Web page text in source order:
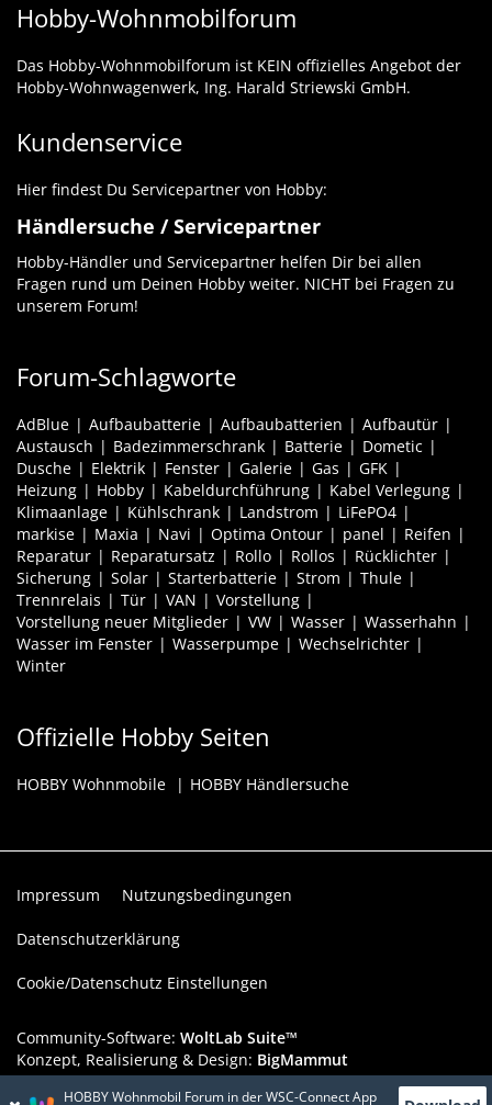
Hobby-Wohnmobilforum
Das Hobby-Wohnmobilforum ist KEIN offizielles Angebot der
Hobby-Wohnwagenwerk, Ing. Harald Striewski GmbH.
Kundenservice
Hier findest Du Servicepartner von Hobby:
Händlersuche / Servicepartner
Hobby-Händler und Servicepartner helfen Dir bei allen
Fragen rund um Deinen Hobby weiter. NICHT bei Fragen zu
unserem Forum!
Forum-Schlagworte
AdBlue Aufbaubatterie Aufbaubatterien
Aufbautür
Austausch
Badezimmerschrank Batterie
Dometic
Dusche
Elektrik Fenster Galerie Gas
GFK
Heizung
Hobby Kabeldurchführung
Kabel Verlegung
Klimaanlage
Kühlschrank Landstrom
LiFePO4
markise
Maxia Navi Optima Ontour panel
Reifen
Reparatur
Reparatursatz Rollo Rollos
Rücklichter
Sicherung
Solar Starterbatterie Strom
Thule
Trennrelais
Tür VAN
Vorstellung
Vorstellung neuer Mitglieder
VW Wasser
Wasserhahn
Wasser im Fenster
Wasserpumpe
Wechselrichter
Winter
Offizielle Hobby Seiten
HOBBY Wohnmobile HOBBY Händlersuche
Impressum Nutzungsbedingungen
Datenschutzerklärung
Cookie/Datenschutz Einstellungen
Community-Software: WoltLab Suite™
Konzept, Realisierung & Design: BigMammut
HOBBY Wohnmobil Forum in der WSC-Connect App